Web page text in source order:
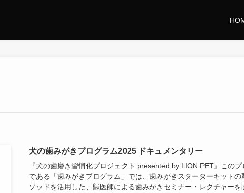
犬の歯みがきプログラム2025 ドキュメンタリー
『犬の歯磨き習慣化プロジェクト presented by LION PET』この
である「歯みがきプログラム」では、歯みがきスターターキットの
ソッドを活用した、獣医師による歯みがきセミナー・レクチャーを